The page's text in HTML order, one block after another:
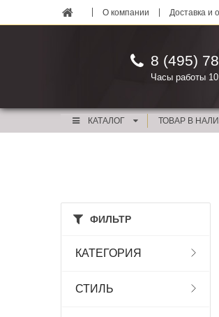
О компании Доставка и
8 (495)
Часы работы
КАТАЛОГ ТОВАР В
ФИЛЬТР
КАТЕГОРИЯ
СТИЛЬ